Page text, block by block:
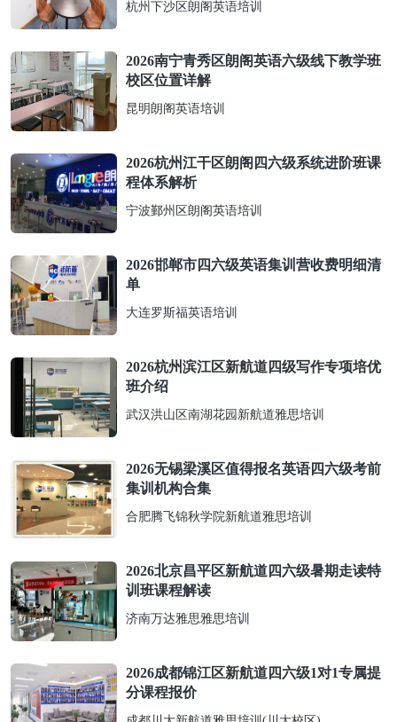
杭州下沙区朗阁英语培训
2026南宁青秀区朗阁英语六级线下教学班
校区位置详解
昆明朗阁英语培训
2026杭州江干区朗阁四六级系统进阶班课
程体系解析
宁波鄞州区朗阁英语培训
2026邯郸市四六级英语集训营收费明细清
单
大连罗斯福英语培训
2026杭州滨江区新航道四级写作专项培优
班介绍
武汉洪山区南湖花园新航道雅思培训
2026无锡梁溪区值得报名英语四六级考前
集训机构合集
合肥腾飞锦秋学院新航道雅思培训
2026北京昌平区新航道四六级暑期走读特
训班课程解读
济南万达雅思雅思培训
2026成都锦江区新航道四六级1对1专属提
分课程报价